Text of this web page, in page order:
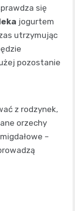
się
jogurtem
utrzymując
pozostanie
z rodzynek,
orzechy
–